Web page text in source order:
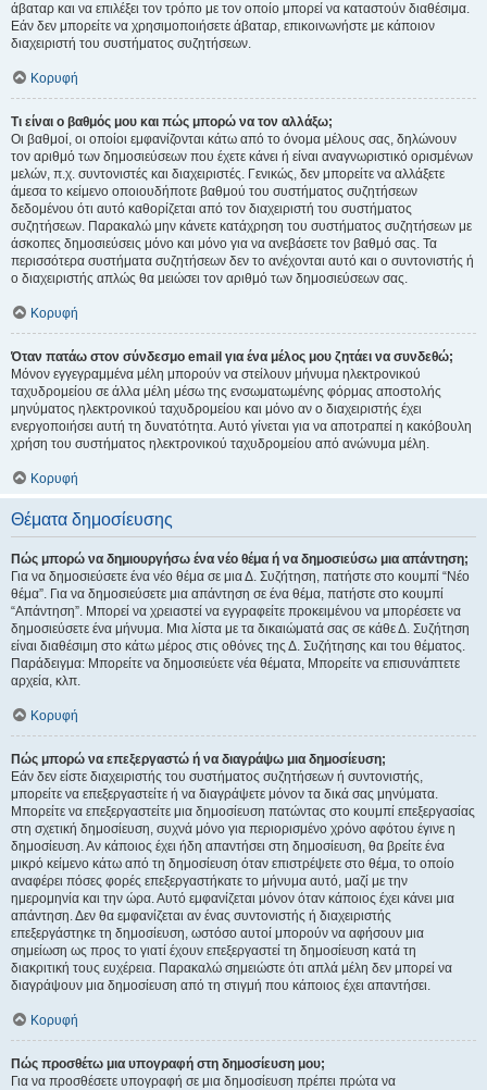
άβαταρ και να επιλέξει τον τρόπο με τον οποίο μπορεί να καταστούν διαθέσιμα.
Εάν δεν μπορείτε να χρησιμοποιήσετε άβαταρ, επικοινωνήστε με κάποιον
διαχειριστή του συστήματος συζητήσεων.
Κορυφή
Τι είναι ο βαθμός μου και πώς μπορώ να τον αλλάξω;
Οι βαθμοί, οι οποίοι εμφανίζονται κάτω από το όνομα μέλους σας, δηλώνουν
τον αριθμό των δημοσιεύσεων που έχετε κάνει ή είναι αναγνωριστικό ορισμένων
μελών, π.χ. συντονιστές και διαχειριστές. Γενικώς, δεν μπορείτε να αλλάξετε
άμεσα το κείμενο οποιουδήποτε βαθμού του συστήματος συζητήσεων
δεδομένου ότι αυτό καθορίζεται από τον διαχειριστή του συστήματος
συζητήσεων. Παρακαλώ μην κάνετε κατάχρηση του συστήματος συζητήσεων με
άσκοπες δημοσιεύσεις μόνο και μόνο για να ανεβάσετε τον βαθμό σας. Τα
περισσότερα συστήματα συζητήσεων δεν το ανέχονται αυτό και ο συντονιστής ή
ο διαχειριστής απλώς θα μειώσει τον αριθμό των δημοσιεύσεων σας.
Κορυφή
Όταν πατάω στον σύνδεσμο email για ένα μέλος μου ζητάει να συνδεθώ;
Μόνον εγγεγραμμένα μέλη μπορούν να στείλουν μήνυμα ηλεκτρονικού
ταχυδρομείου σε άλλα μέλη μέσω της ενσωματωμένης φόρμας αποστολής
μηνύματος ηλεκτρονικού ταχυδρομείου και μόνο αν ο διαχειριστής έχει
ενεργοποιήσει αυτή τη δυνατότητα. Αυτό γίνεται για να αποτραπεί η κακόβουλη
χρήση του συστήματος ηλεκτρονικού ταχυδρομείου από ανώνυμα μέλη.
Κορυφή
Θέματα δημοσίευσης
Πώς μπορώ να δημιουργήσω ένα νέο θέμα ή να δημοσιεύσω μια απάντηση;
Για να δημοσιεύσετε ένα νέο θέμα σε μια Δ. Συζήτηση, πατήστε στο κουμπί “Νέο
θέμα”. Για να δημοσιεύσετε μια απάντηση σε ένα θέμα, πατήστε στο κουμπί
“Απάντηση”. Μπορεί να χρειαστεί να εγγραφείτε προκειμένου να μπορέσετε να
δημοσιεύσετε ένα μήνυμα. Μια λίστα με τα δικαιώματά σας σε κάθε Δ. Συζήτηση
είναι διαθέσιμη στο κάτω μέρος στις οθόνες της Δ. Συζήτησης και του θέματος.
Παράδειγμα: Μπορείτε να δημοσιεύετε νέα θέματα, Μπορείτε να επισυνάπτετε
αρχεία, κλπ.
Κορυφή
Πώς μπορώ να επεξεργαστώ ή να διαγράψω μια δημοσίευση;
Εάν δεν είστε διαχειριστής του συστήματος συζητήσεων ή συντονιστής,
μπορείτε να επεξεργαστείτε ή να διαγράψετε μόνον τα δικά σας μηνύματα.
Μπορείτε να επεξεργαστείτε μια δημοσίευση πατώντας στο κουμπί επεξεργασίας
στη σχετική δημοσίευση, συχνά μόνο για περιορισμένο χρόνο αφότου έγινε η
δημοσίευση. Αν κάποιος έχει ήδη απαντήσει στη δημοσίευση, θα βρείτε ένα
μικρό κείμενο κάτω από τη δημοσίευση όταν επιστρέψετε στο θέμα, το οποίο
αναφέρει πόσες φορές επεξεργαστήκατε το μήνυμα αυτό, μαζί με την
ημερομηνία και την ώρα. Αυτό εμφανίζεται μόνον όταν κάποιος έχει κάνει μια
απάντηση. Δεν θα εμφανίζεται αν ένας συντονιστής ή διαχειριστής
επεξεργάστηκε τη δημοσίευση, ωστόσο αυτοί μπορούν να αφήσουν μια
σημείωση ως προς το γιατί έχουν επεξεργαστεί τη δημοσίευση κατά τη
διακριτική τους ευχέρεια. Παρακαλώ σημειώστε ότι απλά μέλη δεν μπορεί να
διαγράψουν μια δημοσίευση από τη στιγμή που κάποιος έχει απαντήσει.
Κορυφή
Πώς προσθέτω μια υπογραφή στη δημοσίευση μου;
Για να προσθέσετε υπογραφή σε μια δημοσίευση πρέπει πρώτα να